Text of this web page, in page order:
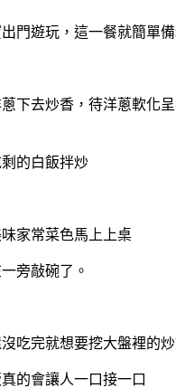
門遊玩，這一餐就簡單備
下去炒香，待洋蔥軟化
的白飯拌炒
家常菜色馬上上桌
旁敲碗了。
吃完就想要挖大盤裡的
的會讓人一口接一口